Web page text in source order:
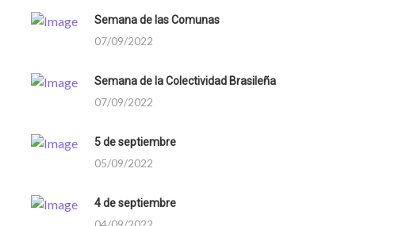
Semana de las Comunas
07/09/2022
Semana de la Colectividad Brasileña
07/09/2022
5 de septiembre
05/09/2022
4 de septiembre